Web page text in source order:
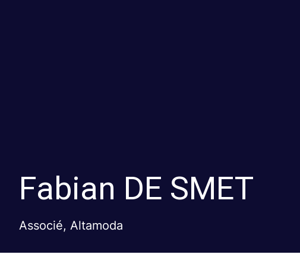
Fabian DE SMET
Associé, Altamoda